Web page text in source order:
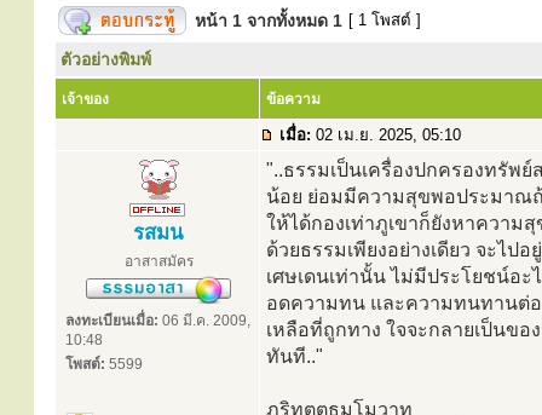
หน้า 1 จากทั้งหมด 1 [ 1 โพสต์ ]
ตัวอย่างพิมพ์
เจ้าของ ข้อความ
เมื่อ: 02 เม.ย. 2025, 05:10
รสมน
อาสาสมัคร
ลงทะเบียนเมื่อ: 06 มี.ค. 2009,
10:48
โพสต์: 5599
"..ธรรมเป็นเครื่องปกครองทรัพ
น้อย ย่อมมีความสุขพอประมาณถ้
ให้ได้กองเท่าภูเขาก็ยังหาความ
ด้วยธรรมเพียงอย่างเดียว จะไป
เศษเดนเท่านั้น ไม่มีประโยชน์อ
อดความทน และความทนทานต่อ
เหลือที่ถูกทาง ใจจะกลายเป็นข
ทันที.."
ภูริทตฺตธมฺโมวาท